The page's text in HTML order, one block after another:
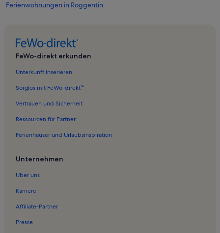
Ferienwohnungen in Roggentin
Ferienwohnungen in Neuendorf
Ferienwohnungen in Klein Kussewitz
Ferienwohnungen in Broderstorf
Ferienwohnungen in Nördliche Altstadt
Ferienwohnungen in Bentwisch
Ferienwohnungen in Hinrichsdorf
Ferienunterkünfte nahe Rostock-Kassebohm Station
FeWo-direkt erkunden
Unterkunft inserieren
Sorglos mit FeWo-direkt™
Vertrauen und Sicherheit
Ressourcen für Partner
Ferienhäuser und Urlaubsinspiration
Unternehmen
Über uns
Karriere
Affiliate-Partner
Presse